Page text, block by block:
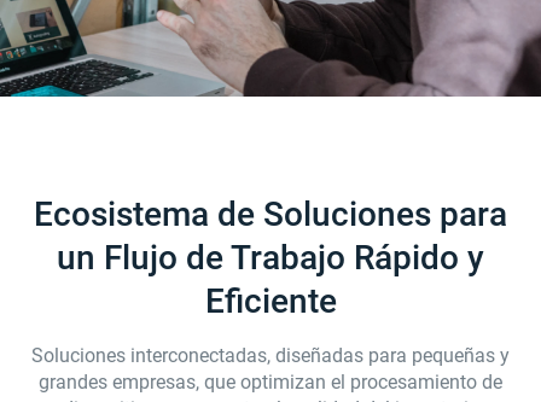
Ecosistema de Soluciones para
un Flujo de Trabajo Rápido y
Eficiente
Soluciones interconectadas, diseñadas para pequeñas y
grandes empresas, que optimizan el procesamiento de